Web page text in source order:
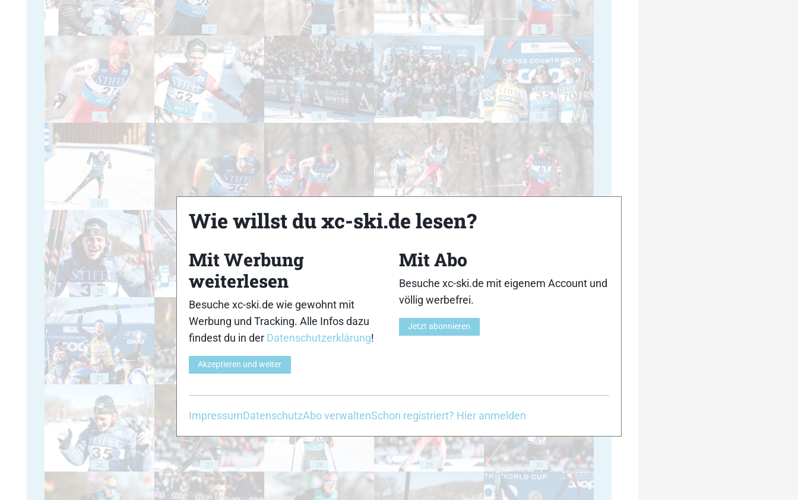
1 2 3 4 5
6 7 8 9 10
11
16 17
21
26 27 28 29 30
Wie willst du xc-ski.de lesen?
Mit Werbung
weiterlesen
Besuche xc-ski.de wie gewohnt mit
Werbung und Tracking. Alle Infos dazu
findest du in der Datenschutzerklärung!
Akzeptieren und weiter
Mit Abo
Besuche xc-ski.de mit eigenem Account und
völlig werbefrei.
Jetzt abonnieren
ImpressumDatenschutzAbo verwaltenSchon registriert? Hier anmelden